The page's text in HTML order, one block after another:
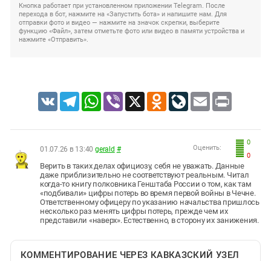
Кнопка работает при установленном приложении Telegram. После
перехода в бот, нажмите на «Запустить бота» и напишите нам. Для
отправки фото и видео — нажмите на значок скрепки, выберите
функцию «Файл», затем отметьте фото или видео в памяти устройства и
нажмите «Отправить».
VK TelegramWhatsApp
Viber X Odnoklassniki
LiveJournal
Email Print
0
0
Оценить:
01.07.26 в 13:40 gerald #
Верить в таких делах официозу, себя не уважать. Данные
даже приблизительно не соответствуют реальным. Читал
когда-то книгу полковника Генштаба России о том, как там
«подбивали» цифры потерь во время первой войны в Чечне.
Ответственному офицеру по указанию начальства пришлось
несколько раз менять цифры потерь, прежде чем их
представили «наверх». Естественно, в сторону их занижения.
КОММЕНТИРОВАНИЕ ЧЕРЕЗ КАВКАЗСКИЙ УЗЕЛ